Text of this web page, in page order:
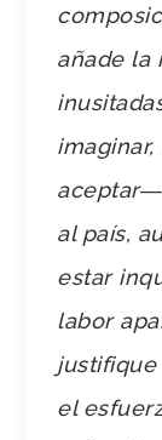
añade la
al país,
estar
labor
el